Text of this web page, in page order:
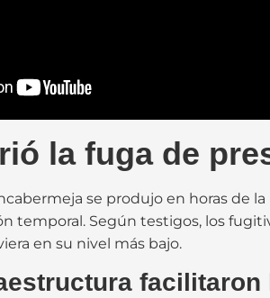
la fuga de
se produjo en horas de
temporal. Según testigos, los
en su nivel más bajo.
facilitaron